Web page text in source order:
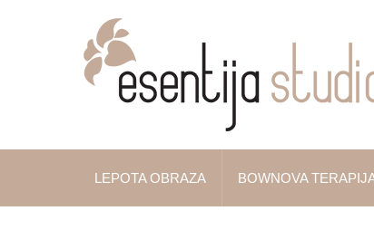
LEPOTA OBRAZA BOWNOVA